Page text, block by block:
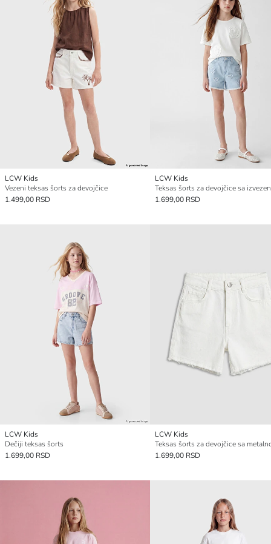
LCW Kids
Vezeni teksas šorts za devojčice
1.499,00 RSD
LCW Kids
1.699,00 RSD
LCW Kids
Dečiji teksas šorts
1.699,00 RSD
LCW Kids
1.699,00 RSD